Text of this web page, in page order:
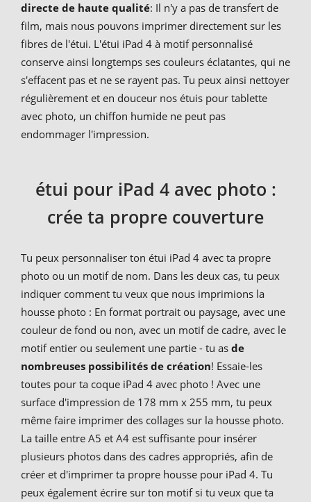
directe de haute qualité: Il n'y a pas de transfert de
film, mais nous pouvons imprimer directement sur les
fibres de l'étui. L'étui iPad 4 à motif personnalisé
conserve ainsi longtemps ses couleurs éclatantes, qui ne
s'effacent pas et ne se rayent pas. Tu peux ainsi nettoyer
régulièrement et en douceur nos étuis pour tablette
avec photo, un chiffon humide ne peut pas
endommager l'impression.
étui pour iPad 4 avec photo :
crée ta propre couverture
Tu peux personnaliser ton étui iPad 4 avec ta propre
photo ou un motif de nom. Dans les deux cas, tu peux
indiquer comment tu veux que nous imprimions la
housse photo : En format portrait ou paysage, avec une
couleur de fond ou non, avec un motif de cadre, avec le
motif entier ou seulement une partie - tu as de
nombreuses possibilités de création! Essaie-les
toutes pour ta coque iPad 4 avec photo ! Avec une
surface d'impression de 178 mm x 255 mm, tu peux
même faire imprimer des collages sur la housse photo.
La taille entre A5 et A4 est suffisante pour insérer
plusieurs photos dans des cadres appropriés, afin de
créer et d'imprimer ta propre housse pour iPad 4. Tu
peux également écrire sur ton motif si tu veux que ta